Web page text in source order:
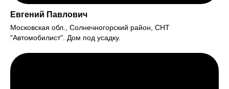
Евгений Павлович
Московская обл., Солнечногорский район, СНТ
"Автомобилист". Дом под усадку.